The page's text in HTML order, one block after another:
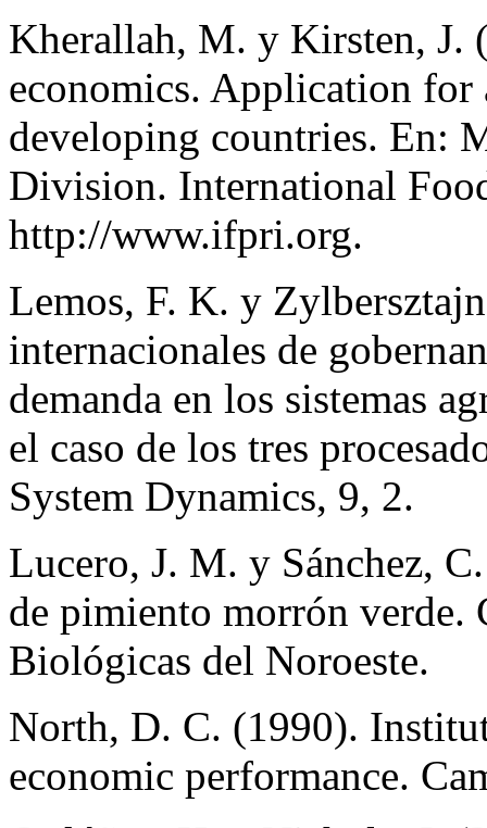
Kherallah, M. y Kirsten, J.
economics. Application
developing countries. En:
Division. International
http://www.ifpri.org.
Lemos, F. K. y
internacionales de
demanda en los sistemas
el caso de los tres
System Dynamics, 9, 2.
Lucero, J. M. y Sánchez,
de pimiento morrón verde.
Biológicas del Noroeste.
North, D. C. (1990).
economic performance.